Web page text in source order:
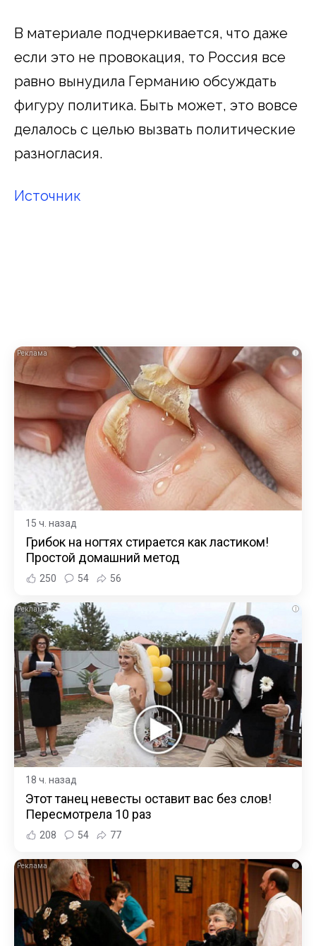
В материале подчеркивается, что даже
если это не провокация, то Россия все
равно вынудила Германию обсуждать
фигуру политика. Быть может, это вовсе
делалось с целью вызвать политические
разногласия.
Источник
i
15 ч. назад
Грибок на ногтях стирается как ластиком!
Простой домашний метод
250 54 56
i
18 ч. назад
Этот танец невесты оставит вас без слов!
Пересмотрела 10 раз
208 54 77
i